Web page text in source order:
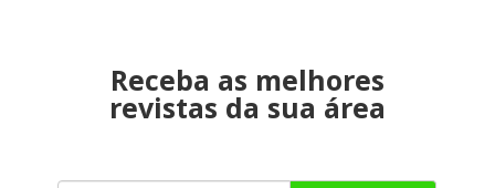
Receba as melhores
revistas da sua área